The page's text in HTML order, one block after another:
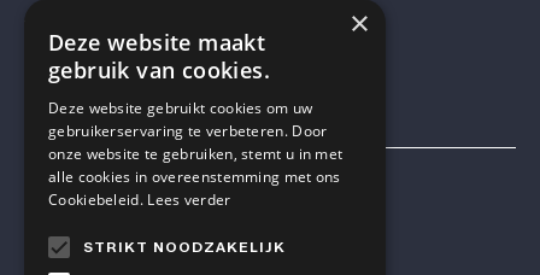
Mensen & Wetenschap VZW
×
Deze website maakt
gebruik van cookies.
Deze website gebruikt cookies om uw
gebruikerservaring te verbeteren. Door
onze website te gebruiken, stemt u in met
alle cookies in overeenstemming met ons
Cookiebeleid. Lees verder
STRIKT NOODZAKELIJK